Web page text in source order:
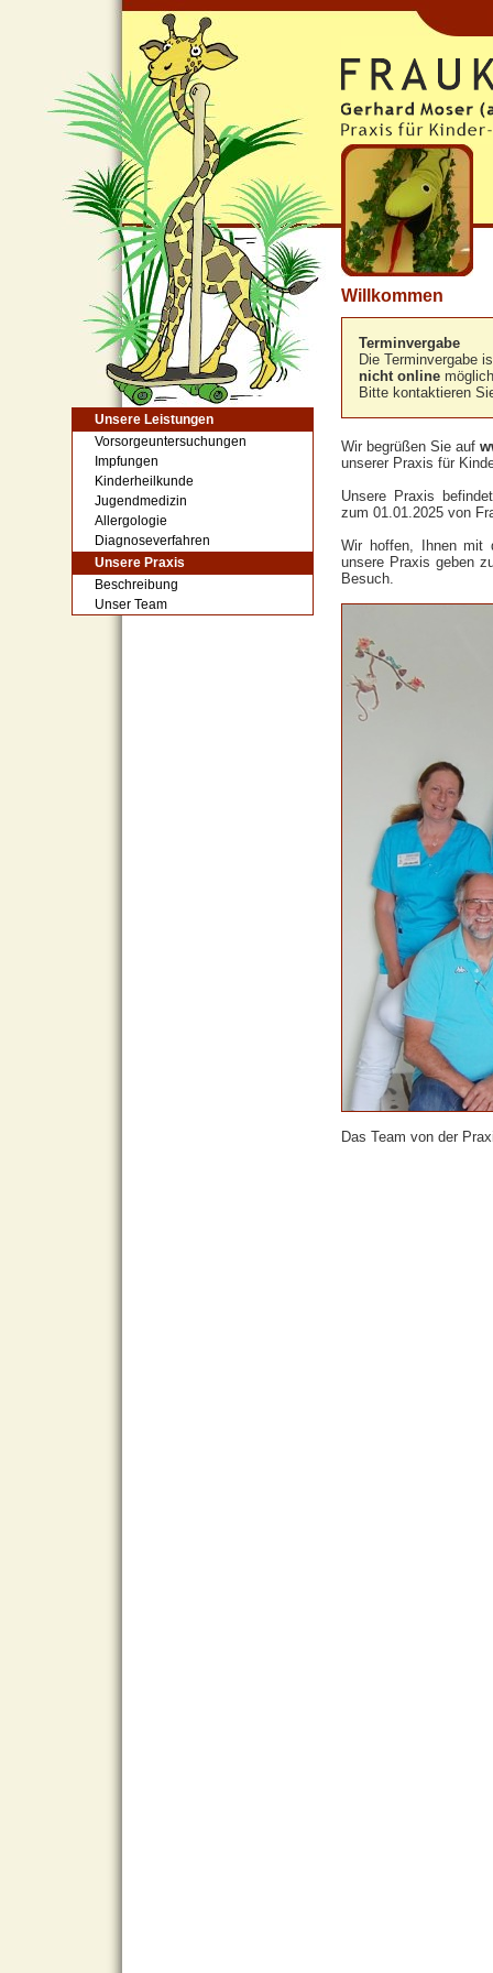
Unsere Leistungen
Vorsorgeuntersuchungen
Impfungen
Kinderheilkunde
Jugendmedizin
Allergologie
Diagnoseverfahren
Unsere Praxis
Beschreibung
Unser Team
Willkommen
Terminvergabe
Die Terminvergabe
nicht online
Bitte kontaktieren
Wir begrüßen Sie auf
unserer Praxis für
Unsere Praxis
zum 01.01.2025 von
Wir hoffen, Ihnen mit
unsere Praxis geben
Besuch.
Das Team von der